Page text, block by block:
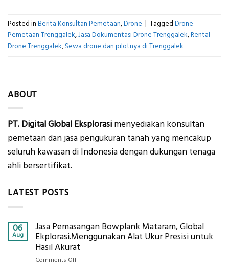
Posted in Berita Konsultan Pemetaan,Drone | Tagged Drone
Pemetaan Trenggalek,Jasa Dokumentasi Drone Trenggalek,Rental
Drone Trenggalek,Sewa drone dan pilotnya di Trenggalek
ABOUT
PT. Digital Global Eksplorasi menyediakan konsultan
pemetaan dan jasa pengukuran tanah yang mencakup
seluruh kawasan di Indonesia dengan dukungan tenaga
ahli bersertifikat.
LATEST POSTS
06
Aug
Jasa Pemasangan Bowplank Mataram, Global
Ekplorasi.Menggunakan Alat Ukur Presisi untuk
Hasil Akurat
Comments Offon